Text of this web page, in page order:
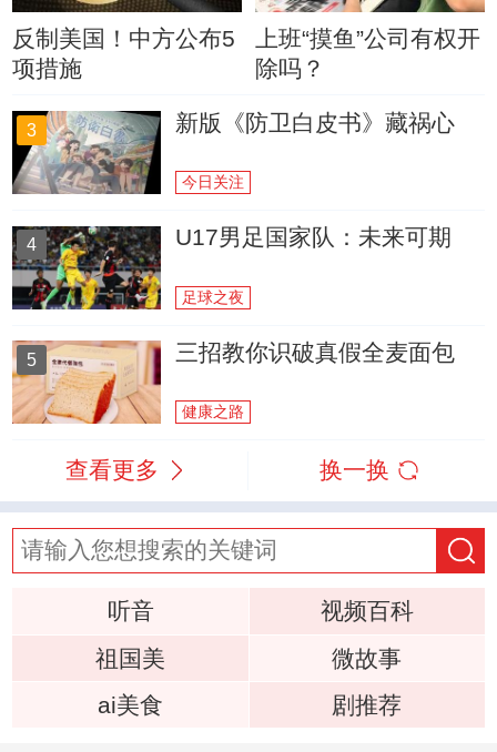
反制美国！中方公布5
项措施
上班“摸鱼”公司有权开
除吗？
3 新版《防卫白皮书》藏祸心
今日关注
4 U17男足国家队：未来可期
足球之夜
5 三招教你识破真假全麦面包
健康之路
查看更多 换一换
听音
视频百科
祖国美
微故事
ai美食
剧推荐